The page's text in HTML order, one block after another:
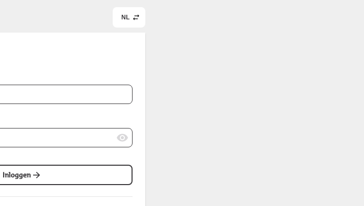
NL
Inloggen